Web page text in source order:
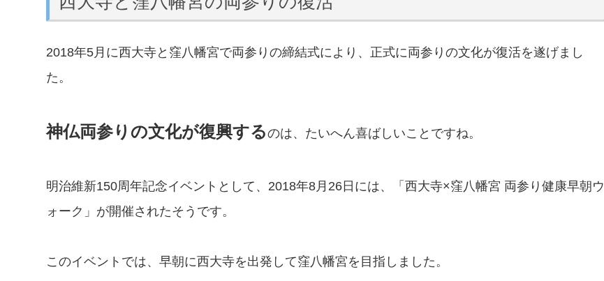
2018年5月に西大寺と窪八幡宮で両参りの締結式により、正式に両参りの文化が復活を遂げまし
た。
神仏両参りの文化が復興するのは、たいへん喜ばしいことですね。
明治維新150周年記念イベントとして、2018年8月26日には、「西大寺×窪八幡宮 両参り健康早朝ウ
ォーク」が開催されたそうです。
このイベントでは、早朝に西大寺を出発して窪八幡宮を目指しました。